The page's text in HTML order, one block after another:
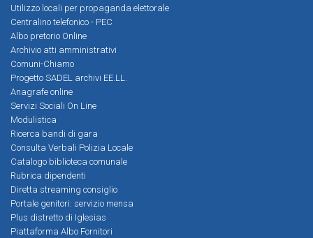
Utilizzo locali per propaganda elettorale
Centralino telefonico - PEC
Albo pretorio Online
Archivio atti amministrativi
Comuni-Chiamo
Progetto SADEL archivi EE.LL.
Anagrafe online
Servizi Sociali On Line
Modulistica
Ricerca bandi di gara
Consulta Verbali Polizia Locale
Catalogo biblioteca comunale
Rubrica dipendenti
Diretta streaming consiglio
Portale genitori: servizio mensa
Plus distretto di Iglesias
Piattaforma Albo Fornitori